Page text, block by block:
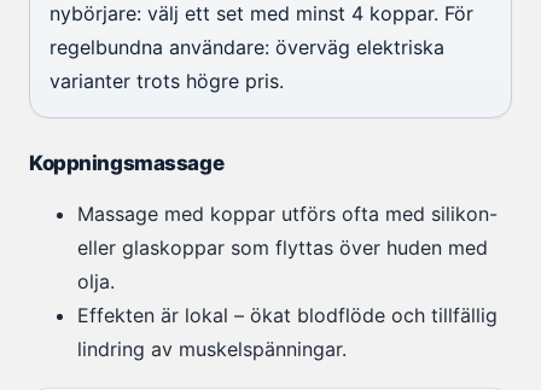
nybörjare: välj ett set med minst 4 koppar. För
regelbundna användare: överväg elektriska
varianter trots högre pris.
Koppningsmassage
Massage med koppar utförs ofta med silikon-
eller glaskoppar som flyttas över huden med
olja.
Effekten är lokal – ökat blodflöde och tillfällig
lindring av muskelspänningar.